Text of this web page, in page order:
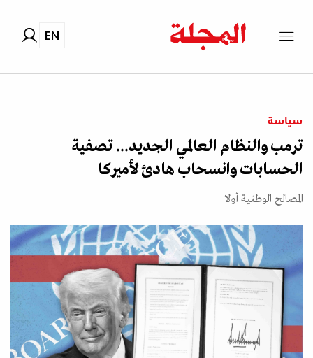
EN
سياسة
ترمب والنظام العالمي الجديد... تصفية
الحسابات وانسحاب هادئ لأميركا
المصالح الوطنية أولا